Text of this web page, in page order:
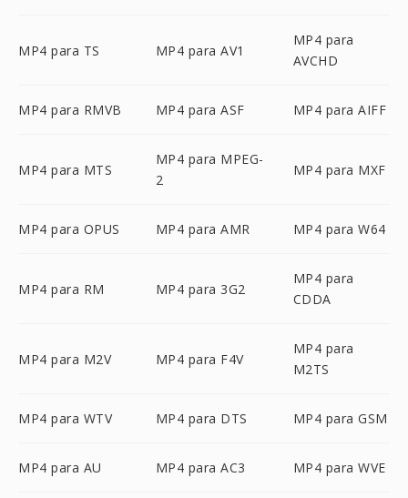
MP4 para TS MP4 para AV1
MP4 para
AVCHD
MP4 para RMVB MP4 para ASF MP4 para AIFF
MP4 para MTS
MP4 para MPEG-
2
MP4 para MXF
MP4 para OPUS MP4 para AMR MP4 para W64
MP4 para RM MP4 para 3G2
MP4 para
CDDA
MP4 para M2V MP4 para F4V
MP4 para
M2TS
MP4 para WTV MP4 para DTS MP4 para GSM
MP4 para AU MP4 para AC3 MP4 para WVE